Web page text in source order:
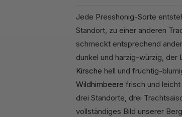
Jede Presshonig-Sorte
Standort, zu einer anderen
schmeckt entsprechend
dunkel und harzig-würzig, der
Kirsche hell und fruchtig-
Wildhimbeere frisch und leicht
drei Standorte, drei
vollständiges Bild unserer